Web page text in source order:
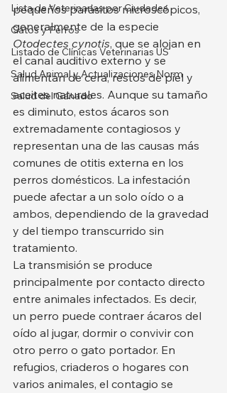
Lista de Veterinarias por Ciudades
Gatos y Perros
Listado de Clínicas Veterinarias US
Salud Animal y Actualizaciones Norm
Salud del Ganado
pequeños parásitos microscópicos,
generalmente de la especie
Otodectes cynotis, que se alojan en
el canal auditivo externo y se
alimentan de cera, restos de piel y
aceites naturales. Aunque su tamaño
es diminuto, estos ácaros son
extremadamente contagiosos y
representan una de las causas más
comunes de otitis externa en los
perros domésticos. La infestación
puede afectar a un solo oído o a
ambos, dependiendo de la gravedad
y del tiempo transcurrido sin
tratamiento.
La transmisión se produce
principalmente por contacto directo
entre animales infectados. Es decir,
un perro puede contraer ácaros del
oído al jugar, dormir o convivir con
otro perro o gato portador. En
refugios, criaderos o hogares con
varios animales, el contagio se